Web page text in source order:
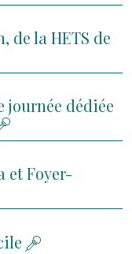
de la HETS de
journée dédiée
et Foyer-